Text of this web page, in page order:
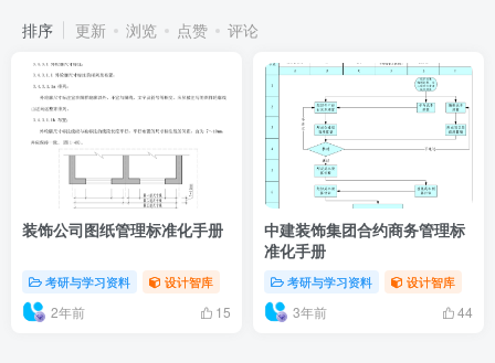
排序 更新 浏览 点赞 评论
装饰公司图纸管理标准化手册
考研与学习资料 设计智库
2年前 15
中建装饰集团合约商务管理标
准化手册
考研与学习资料 设计智库
3年前 44